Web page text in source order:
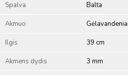
Spalva Balta
Akmuo
Ilgis 39 cm
Akmens dydis 3 mm